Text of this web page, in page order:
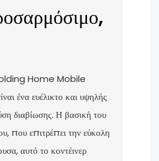
Home Mobile
ευέλικτο και υψηλής
διαβίωσης. Η βασική του
που επιτρέπει την εύκολη
αυτό το κοντέινερ